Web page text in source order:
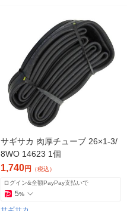
サギサカ 肉厚チューブ 26×1-3/
8WO 14623 1個
1,740円 （税込）
ログイン&全額PayPay支払いで
5%